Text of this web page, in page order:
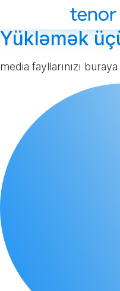
Yükləmək
media fayllarınızı